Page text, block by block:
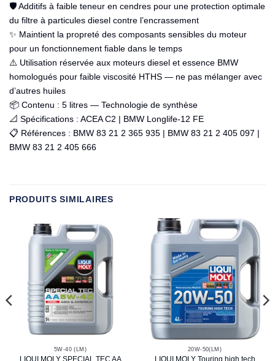
🛡️ Additifs à faible teneur en cendres pour une protection optimale
du filtre à particules diesel contre l’encrassement
✨ Maintient la propreté des composants sensibles du moteur
pour un fonctionnement fiable dans le temps
⚠️ Utilisation réservée aux moteurs diesel et essence BMW
homologués pour faible viscosité HTHS — ne pas mélanger avec
d’autres huiles
📦 Contenu : 5 litres — Technologie de synthèse
📐 Spécifications : ACEA C2 | BMW Longlife-12 FE
📋 Références : BMW 83 21 2 365 935 | BMW 83 21 2 405 097 |
BMW 83 21 2 405 666
PRODUITS SIMILAIRES
5W-40 (LM)
LIQUI MOLY SPECIAL TEC AA
20W-50(LM)
LIQUI MOLY Touring high tech